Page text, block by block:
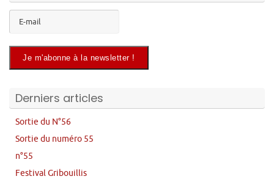
Derniers articles
Sortie du N°56
Sortie du numéro 55
n°55
Festival Gribouillis